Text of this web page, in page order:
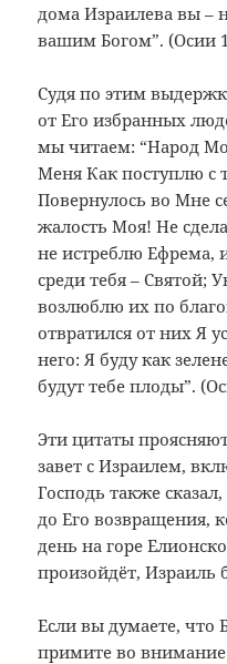
дома Израилева вы –
вашим Богом”. (Осии
Судя по этим
от Его избранных
мы читаем: “Народ
Меня Как поступлю с
Повернулось во Мне
жалость Моя! Не
не истреблю Ефрема,
среди тебя – Святой;
возлюблю их по
отвратился от них Я
него: Я буду как
будут тебе плоды”.
Эти цитаты
завет с Израилем,
Господь также
до Его возвращения,
день на горе
произойдёт, Израиль
Если вы думаете, что
примите во внимание